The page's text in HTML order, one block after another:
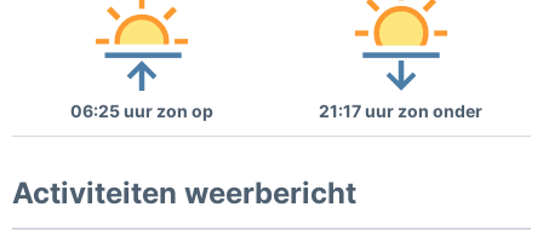
06:25 uur zon op 21:17 uur zon onder
Activiteiten weerbericht